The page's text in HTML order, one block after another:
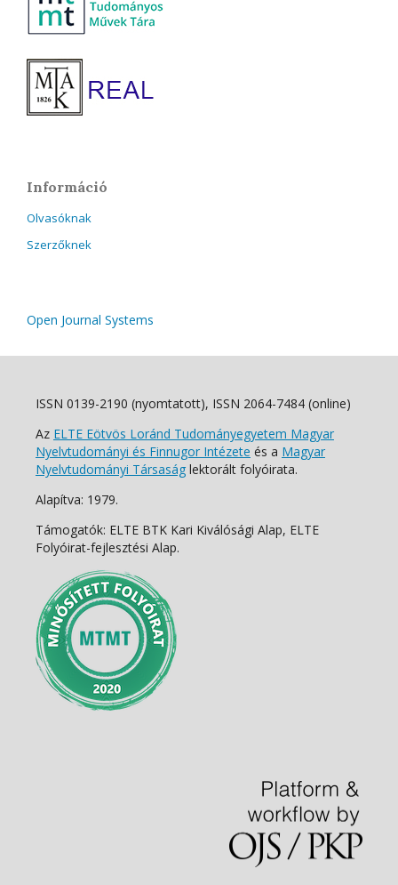
Információ
Olvasóknak
Szerzőknek
Open Journal Systems
ISSN 0139-2190 (nyomtatott), ISSN 2064-7484 (online)
Az ELTE Eötvös Loránd Tudományegyetem Magyar
Nyelvtudományi és Finnugor Intézete és a Magyar
Nyelvtudományi Társaság lektorált folyóirata.
Alapítva: 1979.
Támogatók: ELTE BTK Kari Kiválósági Alap, ELTE
Folyóirat-fejlesztési Alap.